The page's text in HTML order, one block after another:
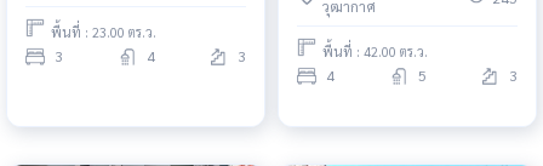
พื้นที่ : 23.00 ตร.ว.
3 4 3
วุฒากาศ
พื้นที่ : 42.00 ตร.ว.
4 5 3